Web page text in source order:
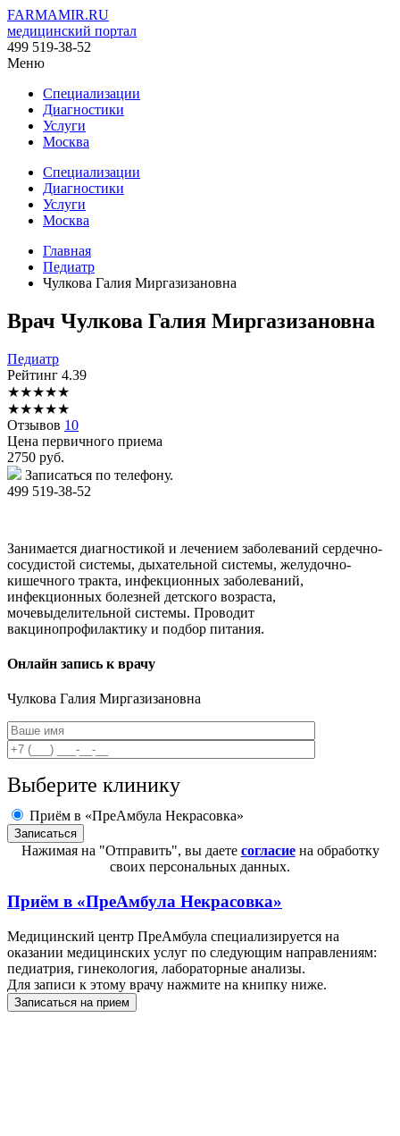
FARMAMIR.RU
медицинский портал
499 519-38-52
Меню
Специализации
Диагностики
Услуги
Москва
Специализации
Диагностики
Услуги
Москва
Главная
Педиатр
Чулкова Галия Миргазизановна
Врач Чулкова Галия Миргазизановна
Педиатр
Рейтинг 4.39
★★★★★
★★★★★
Отзывов 10
Цена первичного приема
2750 руб.
Записаться по телефону.
499 519-38-52
Занимается диагностикой и лечением заболеваний сердечно-
сосудистой системы, дыхательной системы, желудочно-
кишечного тракта, инфекционных заболеваний,
инфекционных болезней детского возраста,
мочевыделительной системы. Проводит
вакцинопрофилактику и подбор питания.
Онлайн запись к врачу
Чулкова Галия Миргазизановна
Выберите клинику
Приём в «ПреАмбула Некрасовка»
Нажимая на "Отправить", вы даете согласиена обработку
своих персональных данных.
Приём в «ПреАмбула Некрасовка»
Медицинский центр ПреАмбула специализируется на
оказании медицинских услуг по следующим направлениям:
педиатрия, гинекология, лабораторные анализы.
Для записи к этому врачу нажмите на книпку ниже.
Записаться на прием